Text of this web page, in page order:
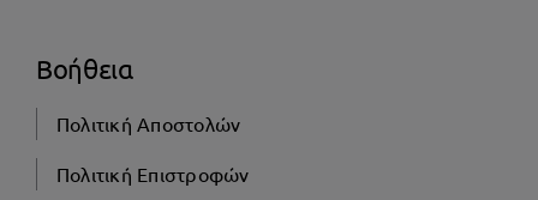
Βοήθεια
Πολιτική Αποστολών
Πολιτική Επιστροφών